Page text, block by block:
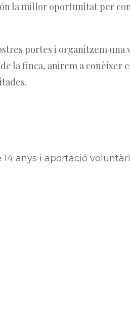
la millor oportunitat per
portes i organitzem
la finca, anirem a
anys i aportació